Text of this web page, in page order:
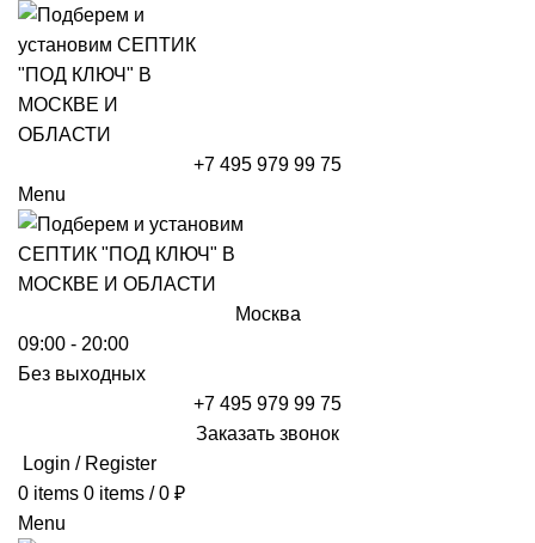
+7 495 979 99 75
Menu
Москва
09:00 - 20:00
Без выходных
+7 495 979 99 75
Заказать звонок
Login / Register
0 items 0 items / 0 ₽
Menu